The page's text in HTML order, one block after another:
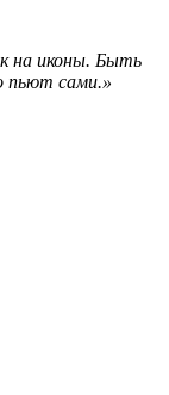
на иконы. Быть
пьют сами.»